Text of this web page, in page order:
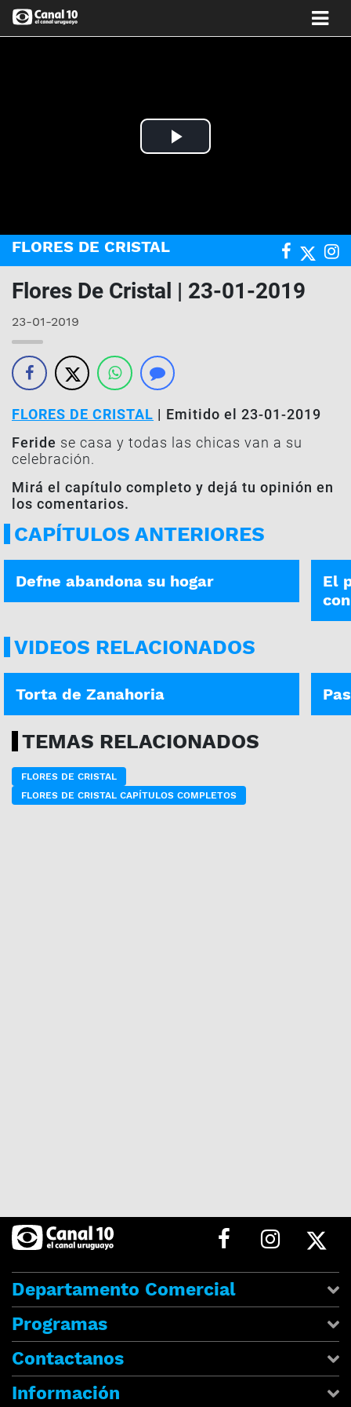
Play
FLORES DE CRISTAL
Flores De Cristal | 23-01-2019
23-01-2019
FLORES DE CRISTAL | Emitido el 23-01-2019
Feride se casa y todas las chicas van a su
celebración.
Mirá el capítulo completo y dejá tu opinión en
los comentarios.
CAPÍTULOS ANTERIORES
FLORES DE CRISTAL | 15-09
Defne abandona su hogar
El
VIDEOS RELACIONADOS
CANAL10.COM.UY
Torta de Zanahoria
TEMAS RELACIONADOS
FLORES DE CRISTAL
FLORES DE CRISTAL CAPÍTULOS COMPLETOS
Departamento Comercial
Programas
Contactanos
Información